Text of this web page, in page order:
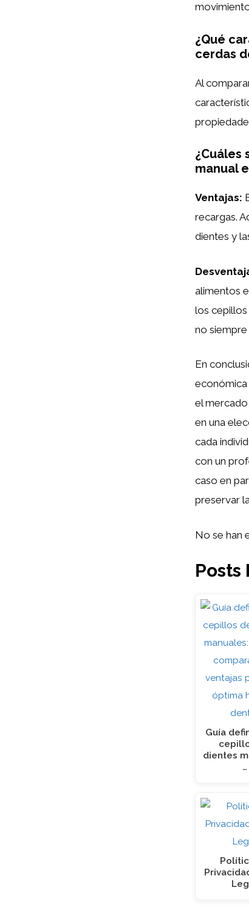
¿Qué
cerdas
Al
¿Cuáles
manual
Ventajas:
recargas.
dientes y
alimentos
los cepillos
no siempre
En
económica
el
en una
cada
con un
caso en
preservar
No se han
Posts
Guía
dientes
…